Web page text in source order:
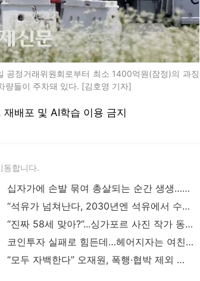
공정거래위원회로부터 최소 1400억원(잠정)의 과징
량들이 주차돼 있다. [김호영 기자]
배포 및 AI학습 이용 금지
동합니다.
십자가에 손발 묶여 총살되는 순간 생생…독립운동가 희귀사진 첫 공개 - 매일경제
“석유가 넘쳐난다, 2030년엔 석유에서 수영할 것”...과잉공급 경고, 왜? - 매일경제
“진짜 58세 맞아?”...싱가포르 사진 작가 동안 비결 들어보니 - 매일경제
코인투자 실패로 힘든데…헤어지자는 여친에 배신감, 망치로 때린 20대男 - 매일경제
“모두 자백한다” 오재원, 폭행·협박 제외 혐의 인정…‘대리 처방 연루’ 야구 후배들도 구제